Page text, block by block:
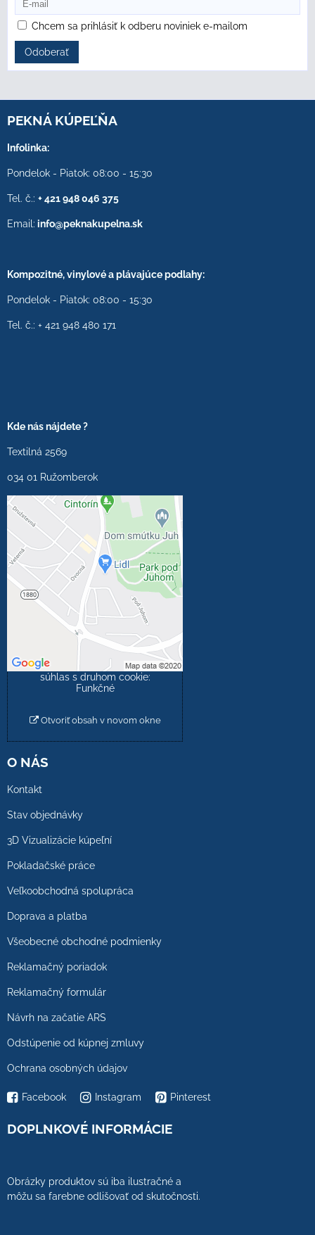
Chcem sa prihlásiť k odberu noviniek e-mailom
Odoberať
PEKNÁ KÚPEĽŇA
Infolinka:
Pondelok - Piatok: 08:00 - 15:30
Tel. č.: + 421 948 046 375
Email: info@peknakupelna.sk
Kompozitné, vinylové a plávajúce podlahy:
Pondelok - Piatok: 08:00 - 15:30
Tel. č.: + 421 948 480 171
Kde nás nájdete ?
Textilná 2569
034 01 Ružomberok
Externý obsah je
blokovaný Voľbami
súkromia
Prajete si načítať externý
obsah?
Povoliť tentokrát
Povoliť a zapamätať -
súhlas s druhom cookie:
Funkčné
Otvoriť obsah v novom okne
O NÁS
Kontakt
Stav objednávky
3D Vizualizácie kúpeľní
Pokladačské práce
Veľkoobchodná spolupráca
Doprava a platba
Všeobecné obchodné podmienky
Reklamačný poriadok
Reklamačný formulár
Návrh na začatie ARS
Odstúpenie od kúpnej zmluvy
Ochrana osobných údajov
Facebook Instagram Pinterest
DOPLNKOVÉ INFORMÁCIE
Obrázky produktov sú iba ilustračné a
môžu sa farebne odlišovať od skutočnosti.